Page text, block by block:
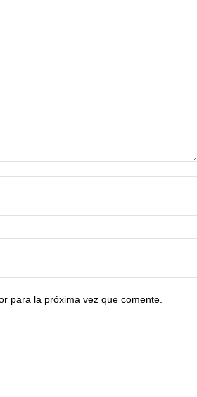
para la próxima vez que comente.